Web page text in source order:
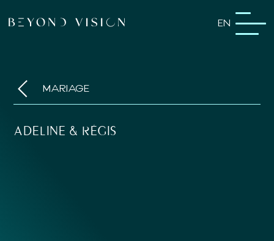
EN
MARIAGE
ADELINE & RÉGIS